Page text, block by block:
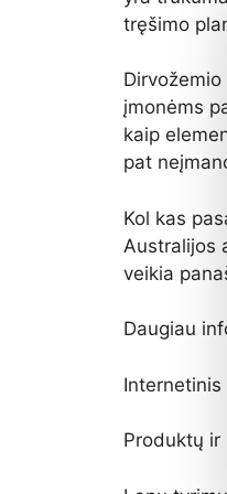
tręšimo
įmonėms
kaip
pat
Kol kas
Australijos
veikia
Daugiau
Internetinis
Produktų ir